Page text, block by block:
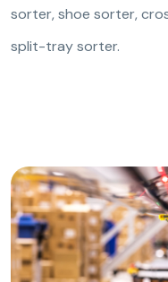
sorter, shoe sorter,
split-tray sorter.